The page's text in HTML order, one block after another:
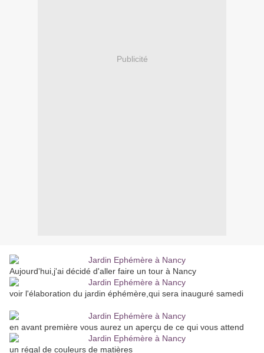
Publicité
Aujourd'hui,j'ai décidé d'aller faire un tour à Nancy
voir l'élaboration du jardin éphémère,qui sera inauguré samedi
en avant première vous aurez un aperçu de ce qui vous attend
un régal de couleurs de matières